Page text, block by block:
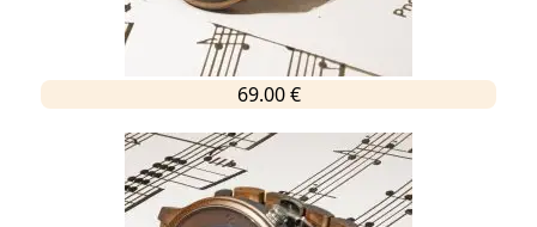
69.00 €